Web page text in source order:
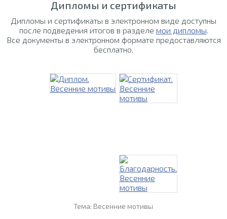
Дипломы и сертификаты
Дипломы и сертификаты в электронном виде доступны
после подведения итогов в разделе мои дипломы.
Все документы в электронном формате предоставляются
бесплатно.
Тема: Весенние мотивы